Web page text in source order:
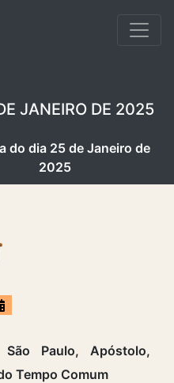
JANEIRO DE 2025
do dia 25 de Janeiro de
2025
Paulo, Apóstolo,
Tempo Comum